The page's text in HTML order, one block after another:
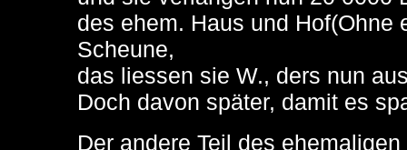
des ehem. Haus und Hof(Ohne
Scheune,
das liessen sie W., ders nun
Doch davon später, damit es
Der andere Teil des